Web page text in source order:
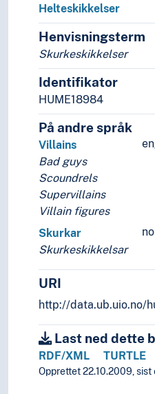
Helteskikkelser
Henvisningsterm
Skurkeskikkelser
Identifikator
HUME18984
På andre språk
Villains
Bad guys
Scoundrels
Supervillains
Villain figures
Skurkar
Skurkeskikkelsar
URI
http://data.ub.uio.no/
Last ned dette
RDF/XML TURTLE
Opprettet 22.10.2009,